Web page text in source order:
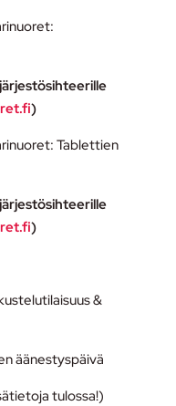
)
Tablettien
)
&
äänestyspäivä
tulossa!)